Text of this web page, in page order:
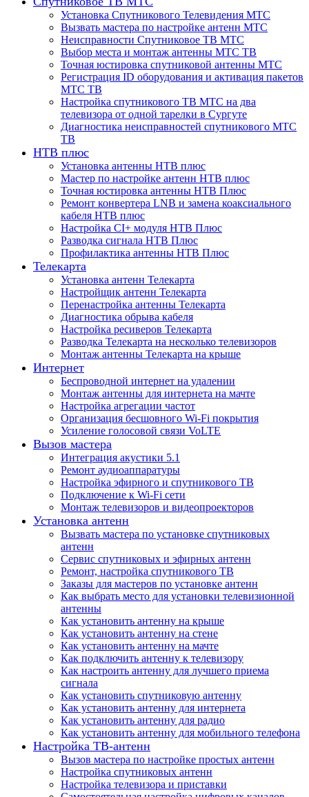
Установка Спутникового Телевидения МТС
Вызвать мастера по настройке антенн МТС
Неисправности Спутниковое ТВ МТС
Выбор места и монтаж антенны МТС ТВ
Точная юстировка спутниковой антенны МТС
Регистрация ID оборудования и активация пакетов
МТС ТВ
Настройка спутникового ТВ МТС на два
телевизора от одной тарелки в Сургуте
Диагностика неисправностей спутникового МТС
ТВ
НТВ плюс
Установка антенны НТВ плюс
Мастер по настройке антенн НТВ плюс
Точная юстировка антенны НТВ Плюс
Ремонт конвертера LNB и замена коаксиального
кабеля НТВ плюс
Настройка CI+ модуля НТВ Плюс
Разводка сигнала НТВ Плюс
Профилактика антенны НТВ Плюс
Телекарта
Установка антенн Телекарта
Настройщик антенн Телекарта
Перенастройка антенны Телекарта
Диагностика обрыва кабеля
Настройка ресиверов Телекарта
Разводка Телекарта на несколько телевизоров
Монтаж антенны Телекарта на крыше
Интернет
Беспроводной интернет на удалении
Монтаж антенны для интернета на мачте
Настройка агрегации частот
Организация бесшовного Wi-Fi покрытия
Усиление голосовой связи VoLTE
Вызов мастера
Интеграция акустики 5.1
Ремонт аудиоаппаратуры
Настройка эфирного и спутникового ТВ
Подключение к Wi-Fi сети
Монтаж телевизоров и видеопроекторов
Установка антенн
Вызвать мастера по установке спутниковых
антенн
Сервис спутниковых и эфирных антенн
Ремонт, настройка спутникового ТВ
Заказы для мастеров по установке антенн
Как выбрать место для установки телевизионной
антенны
Как установить антенну на крыше
Как установить антенну на стене
Как установить антенну на мачте
Как подключить антенну к телевизору
Как настроить антенну для лучшего приема
сигнала
Как установить спутниковую антенну
Как установить антенну для интернета
Как установить антенну для радио
Как установить антенну для мобильного телефона
Настройка ТВ-антенн
Вызов мастера по настройке простых антенн
Настройка спутниковых антенн
Настройка телевизора и приставки